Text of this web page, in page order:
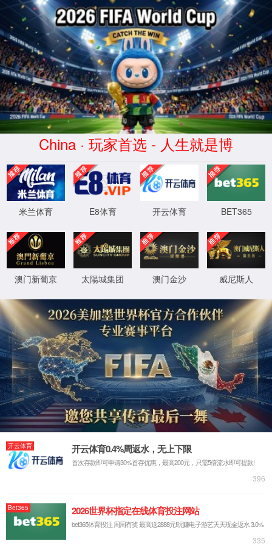
yd222云顶线路检测
404你访问的页面找不回来了
你访问的页面找不回来了，但是我们可以一起寻找失踪宝贝
XYHCMS [ 2026-08-07 13:15:21 ]
XML 地图